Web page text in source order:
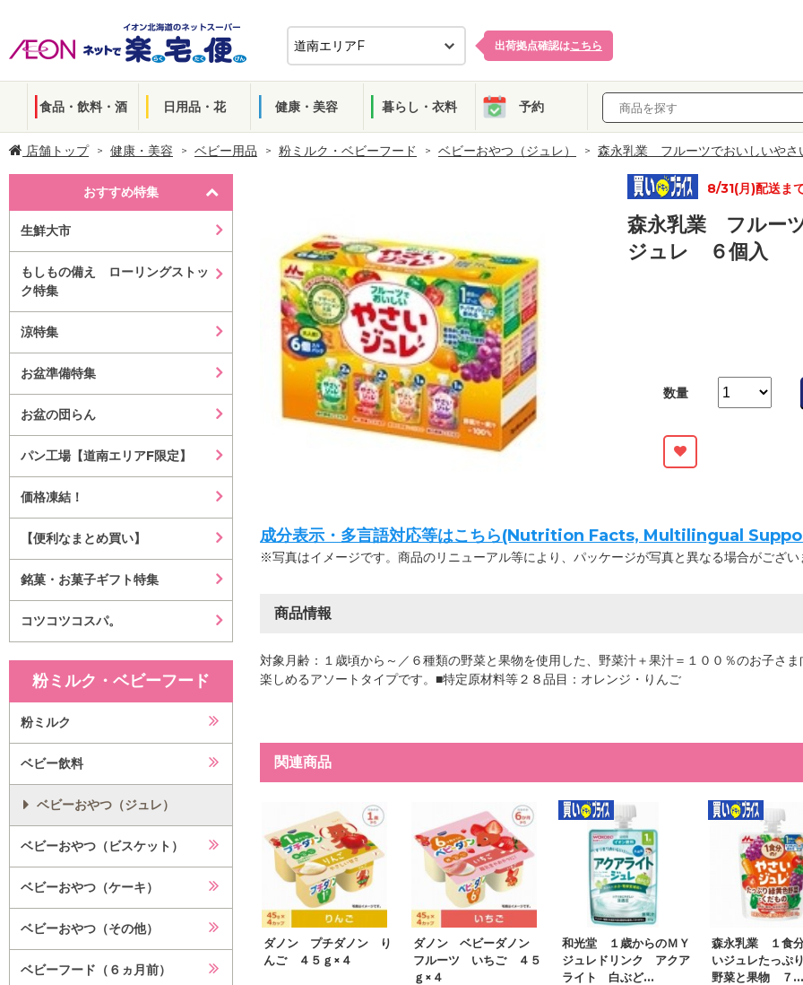
出荷拠点確認はこちら
食品・飲料・酒 日用品・花 健康・美容 暮らし・衣料 予約
店舗トップ 健康・美容 ベビー用品 粉ミルク・ベビーフード ベビーおやつ（ジュレ） 森永乳業 フルーツでおいしいや
おすすめ特集
生鮮大市
もしもの備え ローリングストッ
ク特集
涼特集
お盆準備特集
お盆の団らん
パン工場【道南エリアF限定】
価格凍結！
【便利なまとめ買い】
銘菓・お菓子ギフト特集
コツコツコスパ。
粉ミルク・ベビーフード
粉ミルク
ベビー飲料
ベビーおやつ（ジュレ）
ベビーおやつ（ビスケット）
ベビーおやつ（ケーキ）
ベビーおやつ（その他）
ベビーフード（６ヵ月前）
8/31(月)配送ま
森永乳業 フルー
ジュレ ６個入
数量
成分表示・多言語対応等はこちら(Nutrition Facts, Multilingual
※写真はイメージです。商品のリニューアル等により、パッケージが写真と異なる場合がござい
商品情報
対象月齢：１歳頃から～／６種類の野菜と果物を使用した、野菜汁＋果汁＝１００％のお子さ
楽しめるアソートタイプです。■特定原材料等２８品目：オレンジ・りんご
関連商品
ダノン プチダノン り
んご ４５ｇ×４
ダノン ベビーダノン
フルーツ いちご ４５
ｇ×４
和光堂 １歳からのＭＹ
ジュレドリンク アクア
ライト 白ぶど...
森永乳業 １食
いジュレたっぷ
野菜と果物 ７...